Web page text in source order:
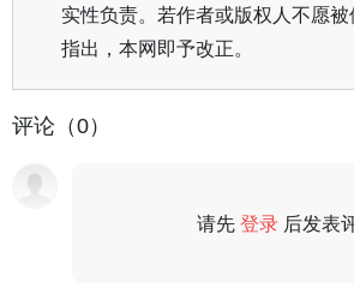
实性负责。若作者或版权人不愿
指出，本网即予改正。
评论（0）
请先登录 后发表